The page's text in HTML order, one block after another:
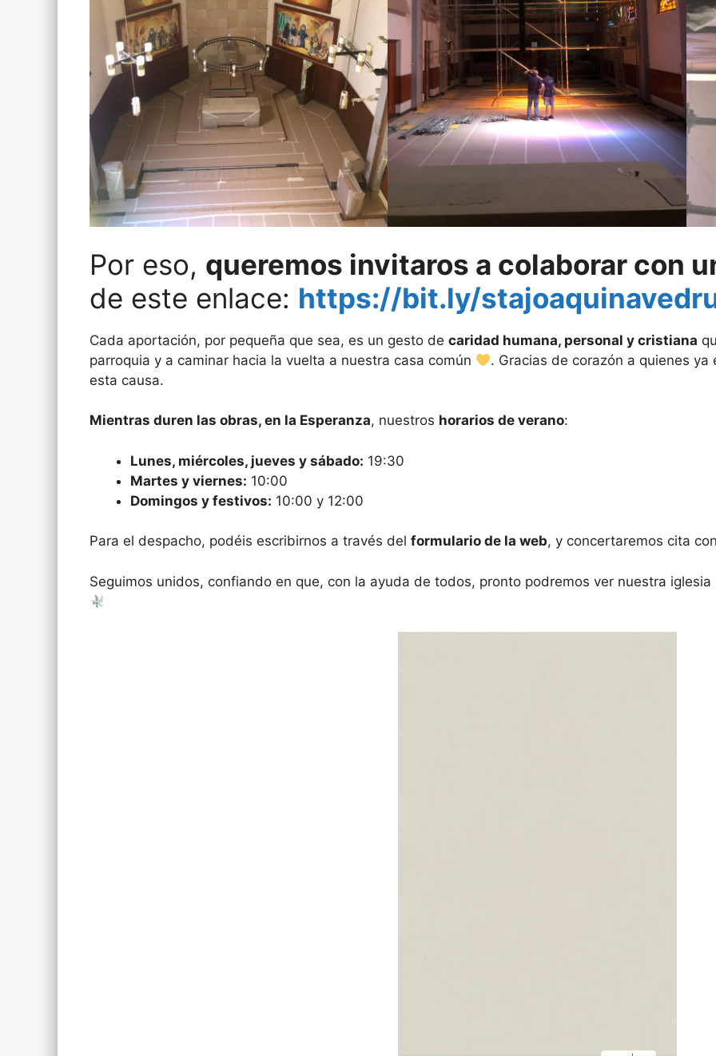
Por eso, queremos invitaros a colaborar con
de este enlace: https://bit.ly/
Cada aportación, por pequeña que sea, es un gesto de caridad humana, personal y cristiana
parroquia y a caminar hacia la vuelta a nuestra casa común
. Gracias de corazón a quienes
esta causa.
Mientras duren las obras, en la Esperanza, nuestros horarios de verano:
Lunes, miércoles, jueves y sábado: 19:30
Martes y viernes: 10:00
Domingos y festivos: 10:00 y 12:00
Para el despacho, podéis escribirnos a través del formulario de la web, y concertaremos cita
Seguimos unidos, confiando en que, con la ayuda de todos, pronto podremos ver nuestra